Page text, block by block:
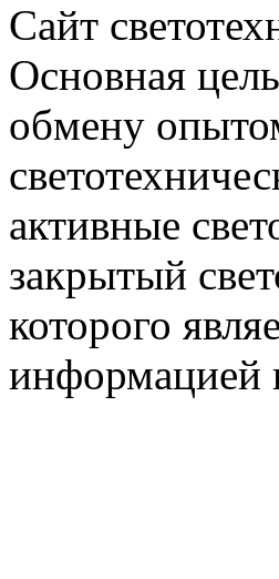
Сайт
Основная
обмену
активные
закрытый
которого
информацией